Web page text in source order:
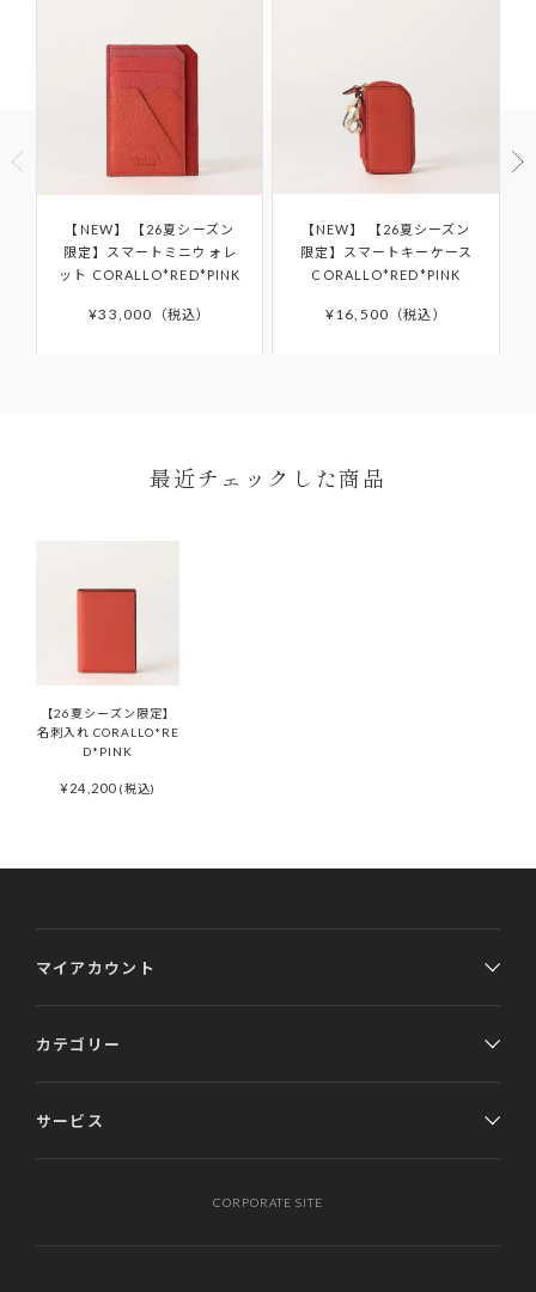
予めご了承ください。発送完了メール後、5日以上たっても
離島などお住まいの地域によっては5日以上かかる場合もご
ONDA COLLECTIONバッグのみ一時的に佐川急便より配
送させていただきます。
商品到着以後8日以上経過している
ご使用済の商品
セール・福袋・アウトレット商品
商品パッケージ（ケース・袋）下げ札（商品タ
グ・値札）・付属品・保証書のいずれかを紛失し
お客様の手元で傷・破損・汚損、香水・たばこ等
のにおいが生じた商品
他社での修理履歴があるもの
製品購入時に付属されている「GUARANTEE
CARD（ギャランティカード）」を必ず保管くださ
いますようお願いいたします。
の修理や、その他詳細につきましては「AFTER
SUPPORT」をご確認ください。
【NEW】
【26夏シーズン
限定】スマートミニウォレ
ット CORALLO*RED*PINK
¥33,000 税込
【NEW】
【26夏シーズン
限定】スマートキーケース
CORALLO*RED*PINK
¥16,500 税込
最近チェックした商品
【26夏シーズン限定】
名刺入れ CORALLO*RE
D*PINK
¥24,200 (税込)
マイアカウント
カテゴリー
サービス
CORPORATE SITE